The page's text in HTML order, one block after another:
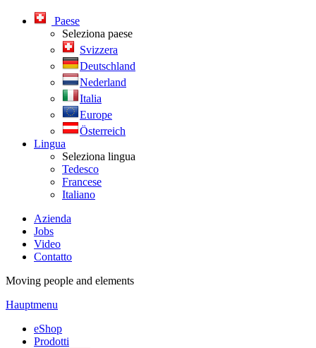
Paese
Seleziona paese
Svizzera
Deutschland
Nederland
Italia
Europe
Österreich
Lingua
Seleziona lingua
Tedesco
Francese
Italiano
Azienda
Jobs
Video
Contatto
Moving people and elements
Hauptmenu
eShop
Prodotti